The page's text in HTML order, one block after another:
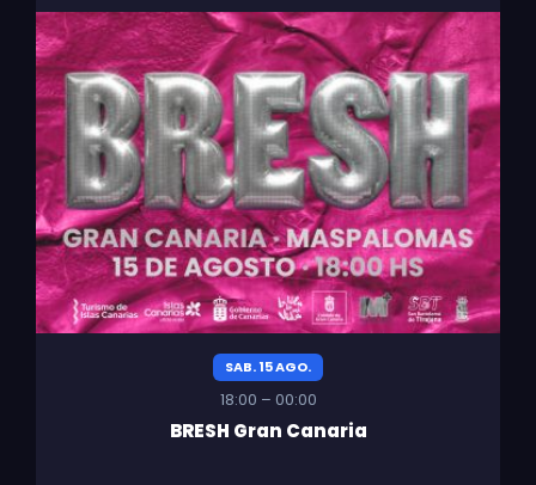
SAB. 15 AGO.
18:00 – 00:00
BRESH Gran Canaria